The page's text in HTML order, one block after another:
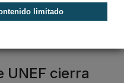
limitado
UNEF cierra